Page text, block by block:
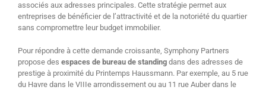
associés aux adresses principales. Cette stratégie permet aux
entreprises de bénéficier de l’attractivité et de la notoriété du quartier
sans compromettre leur budget immobilier.
Pour répondre à cette demande croissante, Symphony Partners
propose des espaces de bureau de standing dans des adresses de
prestige à proximité du Printemps Haussmann. Par exemple, au 5 rue
du Havre dans le VIIIe arrondissement ou au 11 rue Auber dans le